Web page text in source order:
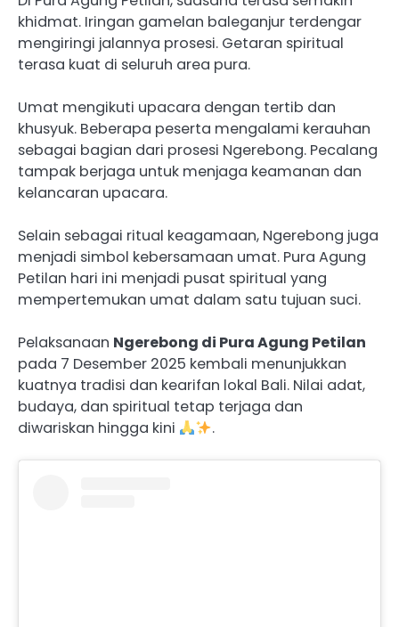
khidmat. Iringan gamelan baleganjur terdengar
mengiringi jalannya prosesi. Getaran spiritual
terasa kuat di seluruh area pura.
Umat mengikuti upacara dengan tertib dan
khusyuk. Beberapa peserta mengalami kerauhan
sebagai bagian dari prosesi Ngerebong. Pecalang
tampak berjaga untuk menjaga keamanan dan
kelancaran upacara.
Selain sebagai ritual keagamaan, Ngerebong juga
menjadi simbol kebersamaan umat. Pura Agung
Petilan hari ini menjadi pusat spiritual yang
mempertemukan umat dalam satu tujuan suci.
Pelaksanaan Ngerebong di Pura Agung Petilan
pada 7 Desember 2025 kembali menunjukkan
kuatnya tradisi dan kearifan lokal Bali. Nilai adat,
budaya, dan spiritual tetap terjaga dan
diwariskan hingga kini
.